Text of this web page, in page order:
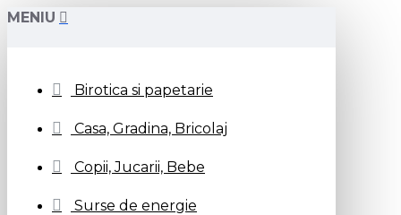
MENIU
Birotica si papetarie
Casa, Gradina, Bricolaj
Copii, Jucarii, Bebe
Surse de energie